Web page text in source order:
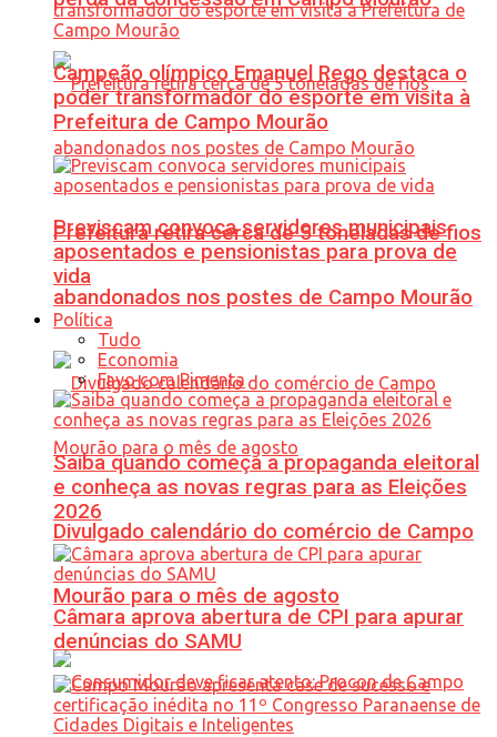
Prefeitura retira cerca de 5 toneladas de fios
abandonados nos postes de Campo Mourão
Divulgado calendário do comércio de Campo
Mourão para o mês de agosto
Campeão olímpico Emanuel Rego destaca o
poder transformador do esporte em visita à
Prefeitura de Campo Mourão
Previscam convoca servidores municipais
aposentados e pensionistas para prova de
vida
Política
Tudo
Economia
Favo com Pimenta
Saiba quando começa a propaganda eleitoral
e conheça as novas regras para as Eleições
2026
Câmara aprova abertura de CPI para apurar
denúncias do SAMU